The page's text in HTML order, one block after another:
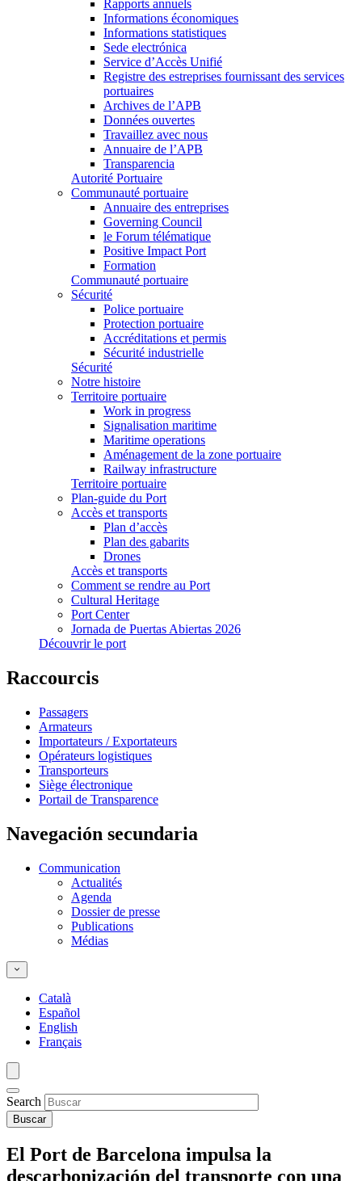
Rapports annuels
Informations économiques
Informations statistiques
Sede electrónica
Service d’Accès Unifié
Registre des estreprises fournissant des services
portuaires
Archives de l’APB
Données ouvertes
Travaillez avec nous
Annuaire de l’APB
Transparencia
Autorité Portuaire
Communauté portuaire
Annuaire des entreprises
Governing Council
le Forum télématique
Positive Impact Port
Formation
Communauté portuaire
Sécurité
Police portuaire
Protection portuaire
Accréditations et permis
Sécurité industrielle
Sécurité
Notre histoire
Territoire portuaire
Work in progress
Signalisation maritime
Maritime operations
Aménagement de la zone portuaire
Railway infrastructure
Territoire portuaire
Plan-guide du Port
Accès et transports
Plan d’accès
Plan des gabarits
Drones
Accès et transports
Comment se rendre au Port
Cultural Heritage
Port Center
Jornada de Puertas Abiertas 2026
Découvrir le port
Raccourcis
Passagers
Armateurs
Importateurs / Exportateurs
Opérateurs logistiques
Transporteurs
Siège électronique
Portail de Transparence
Navegación secundaria
Communication
Actualités
Agenda
Dossier de presse
Publications
Médias
Català
Español
English
Français
Search
El Port de Barcelona impulsa la
descarbonización del transporte con una